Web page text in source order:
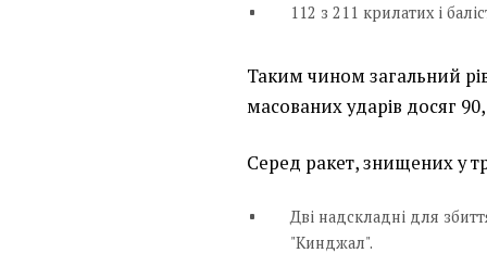
112 з 211 крилатих і
Таким чином загальний
масованих ударів досяг
Серед ракет, знищених у
Дві надскладні для
"Кинджал".